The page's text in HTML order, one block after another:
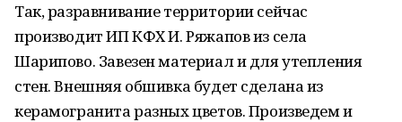
Так, разравнивание территории сейчас
производит ИП КФХ И. Ряжапов из села
Шарипово. Завезен материал и для утепления
стен. Внешняя обшивка будет сделана из
керамогранита разных цветов. Произведем и